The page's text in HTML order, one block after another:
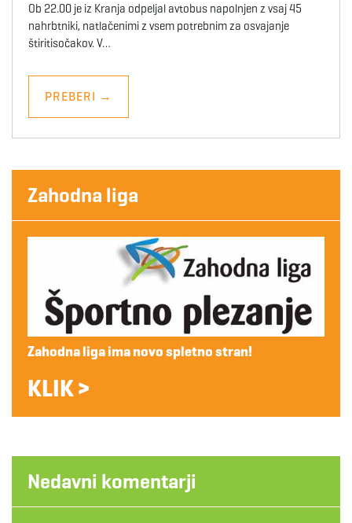
Ob 22.00 je iz Kranja odpeljal avtobus napolnjen z vsaj 45
nahrbtniki, natlačenimi z vsem potrebnim za osvajanje
štiritisočakov. V…
PREBERI →
Zahodna liga
Zahodna liga ima novo spletno stran!
KLIK >
Nedavni komentarji